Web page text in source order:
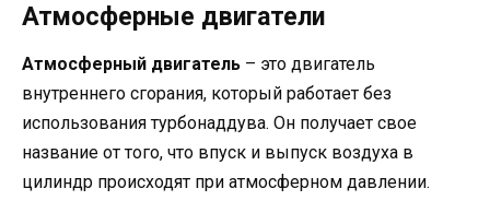
Атмосферные двигатели
Атмосферный двигатель – это двигатель
внутреннего сгорания, который работает без
использования турбонаддува. Он получает свое
название от того, что впуск и выпуск воздуха в
цилиндр происходят при атмосферном давлении.